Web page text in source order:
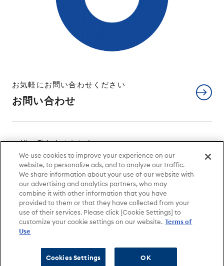
お気軽にお問い合わせください
お問い合わせ
一緒に働きませんか？
採用情報
サイトについて
個人情報保護方針
特定個人情報保護方針
利用者情報外部送信
日経グループ会社
© QUICK Corp.
We use cookies to improve your experience on our
website, to personalize ads, and to analyze our traffic.
We share information about your use of our website with
our advertising and analytics partners, who may
combine it with other information that you have
provided to them or that they have collected from your
use of their services. Please click [Cookie Settings] to
customize your cookie settings on our website. Terms of
Use
Cookies Settings OK